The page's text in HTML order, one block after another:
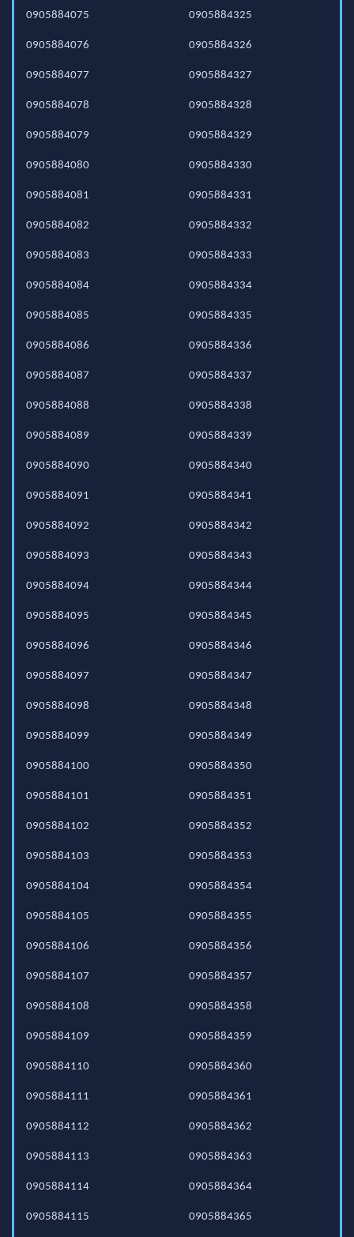
0905884075
0905884076
0905884077
0905884078
0905884079
0905884080
0905884081
0905884082
0905884083
0905884084
0905884085
0905884086
0905884087
0905884088
0905884089
0905884090
0905884091
0905884092
0905884093
0905884094
0905884095
0905884096
0905884097
0905884098
0905884099
0905884100
0905884101
0905884102
0905884103
0905884104
0905884105
0905884106
0905884107
0905884108
0905884109
0905884110
0905884111
0905884112
0905884113
0905884114
0905884115
0905884325
0905884326
0905884327
0905884328
0905884329
0905884330
0905884331
0905884332
0905884333
0905884334
0905884335
0905884336
0905884337
0905884338
0905884339
0905884340
0905884341
0905884342
0905884343
0905884344
0905884345
0905884346
0905884347
0905884348
0905884349
0905884350
0905884351
0905884352
0905884353
0905884354
0905884355
0905884356
0905884357
0905884358
0905884359
0905884360
0905884361
0905884362
0905884363
0905884364
0905884365